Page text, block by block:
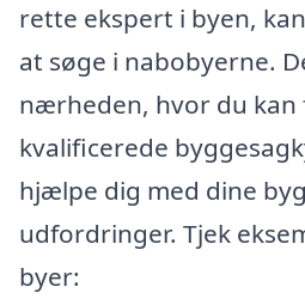
rette ekspert i byen,
at søge i nabobyerne.
nærheden, hvor du kan
kvalificerede
hjælpe dig med dine
udfordringer. Tjek
byer: